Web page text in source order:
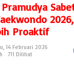
u
n
g
L
r
Proaktif
14 Februari 2026
711 Dilihat